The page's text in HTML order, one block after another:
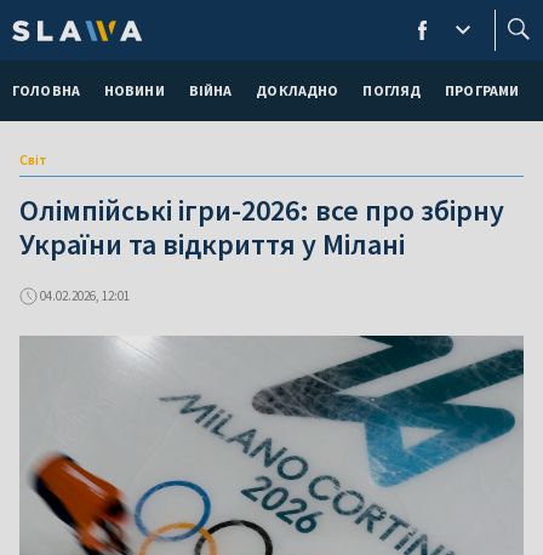
ГОЛОВНА НОВИНИ ВІЙНА ДОКЛАДНО ПОГЛЯД ПРОГРАМИ
Світ
Олімпійські ігри-2026: все про збірну
України та відкриття у Мілані
04.02.2026, 12:01